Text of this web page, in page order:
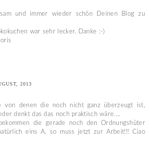
und immer wieder schön Deinen Blog zu
war sehr lecker. Danke :-)
2013
von denen die noch nicht ganz überzeugt ist,
denkt das das noch praktisch wäre....
die gerade noch den Ordnungshüter
eins A, so muss jetzt zur Arbeit!!! Ciao